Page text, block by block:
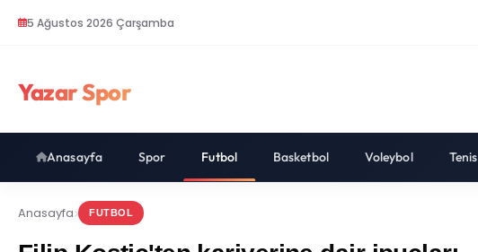
5 Ağustos 2026 Çarşamba
Yazar Spor
Anasayfa Spor Futbol Basketbol Voleybol Tenis
Anasayfa FUTBOL